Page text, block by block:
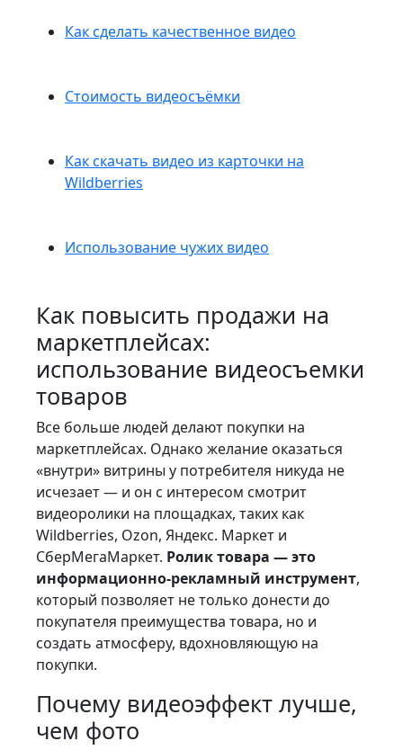
Как сделать качественное видео
Стоимость видеосъёмки
Как скачать видео из карточки на
Wildberries
Использование чужих видео
Как повысить продажи на
маркетплейсах:
использование видеосъемки
товаров
Все больше людей делают покупки на
маркетплейсах. Однако желание оказаться
«внутри» витрины у потребителя никуда не
исчезает — и он с интересом смотрит
видеоролики на площадках, таких как
Wildberries, Ozon, Яндекс. Маркет и
СберМегаМаркет. Ролик товара — это
информационно-рекламный инструмент,
который позволяет не только донести до
покупателя преимущества товара, но и
создать атмосферу, вдохновляющую на
покупки.
Почему видеоэффект лучше,
чем фото